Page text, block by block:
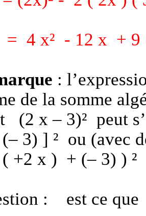
= 4 x² - 12 x + 9
:
de la somme
(2 x – 3)² peut
3) ] ² ou (avec
+2 x ) + (– 3) ) ²
: est ce que